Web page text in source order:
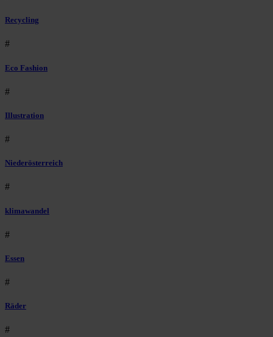
Recycling
#
Eco Fashion
#
Illustration
#
Niederösterreich
#
klimawandel
#
Essen
#
Räder
#